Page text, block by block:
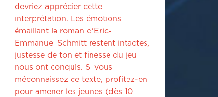
devriez apprécier cette
interprétation. Les émotions
émaillant le roman d'Eric-
Emmanuel Schmitt restent intactes,
justesse de ton et finesse du jeu
nous ont conquis. Si vous
méconnaissez ce texte, profitez-en
pour amener les jeunes (dès 10